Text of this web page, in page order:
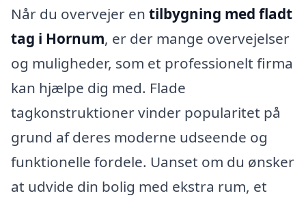
Når du overvejer en tilbygning med fladt
tag i Hornum, er der mange overvejelser
og muligheder, som et professionelt firma
kan hjælpe dig med. Flade
tagkonstruktioner vinder popularitet på
grund af deres moderne udseende og
funktionelle fordele. Uanset om du ønsker
at udvide din bolig med ekstra rum, et